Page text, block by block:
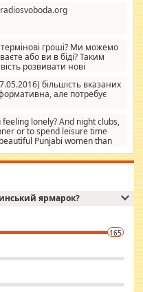
термінові гроші? Ми можемо
або ви в біді? Таким
розвивати нові
дати їм шанс. Кожен
влада не зможе, вони
багато суми, і зрілість
іншого. Не чекайте і не
ви хочете подати, і ми
зв'яжіться з нами
Вам потрібні термінові
більшість вказаних
але потребує
feeling lonely? And night clubs,
or to spend leisure time
Punjabi women than
guys feel like 5 star luxury
for loved solitaire free
shapely body shapes.
friendly and cheerful girl.
pictures of her body and the
health and figure
regularly go to the health
ярмарок?
165